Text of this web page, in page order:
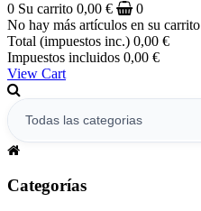
0 Su carrito 0,00 €
0
No hay más artículos en su carrito
Total (impuestos inc.) 0,00 €
Impuestos incluidos 0,00 €
View Cart
Categorías